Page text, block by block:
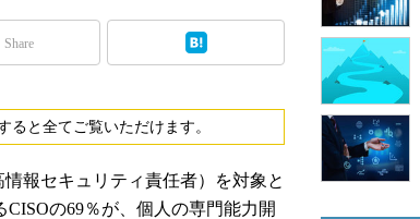
ブログ
Share
ると全てご覧いただけます。
報セキュリティ責任者）を対象と
の69％が、個人の専門能力開